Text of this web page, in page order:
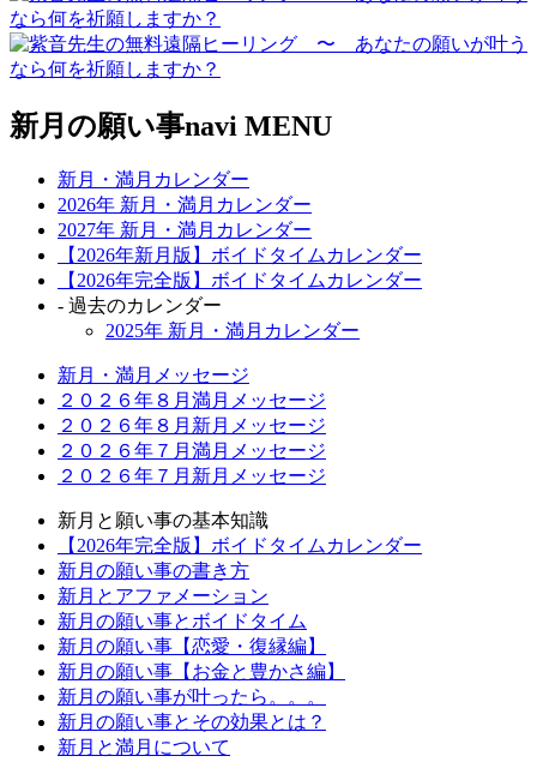
新月の願い事navi MENU
新月・満月カレンダー
2026年 新月・満月カレンダー
2027年 新月・満月カレンダー
【2026年新月版】ボイドタイムカレンダー
【2026年完全版】ボイドタイムカレンダー
- 過去のカレンダー
2025年 新月・満月カレンダー
新月・満月メッセージ
２０２６年８月満月メッセージ
２０２６年８月新月メッセージ
２０２６年７月満月メッセージ
２０２６年７月新月メッセージ
新月と願い事の基本知識
【2026年完全版】ボイドタイムカレンダー
新月の願い事の書き方
新月とアファメーション
新月の願い事とボイドタイム
新月の願い事【恋愛・復縁編】
新月の願い事【お金と豊かさ編】
新月の願い事が叶ったら。。。
新月の願い事とその効果とは？
新月と満月について